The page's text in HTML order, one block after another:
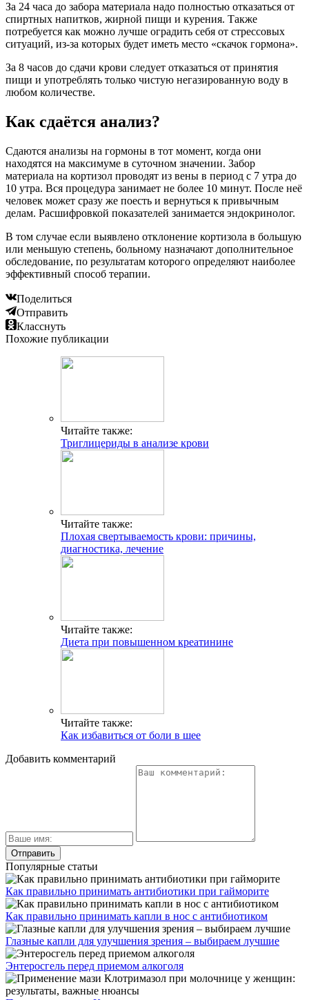
За 24 часа до забора материала надо полностью отказаться от
спиртных напитков, жирной пищи и курения. Также
потребуется как можно лучше оградить себя от стрессовых
ситуаций, из-за которых будет иметь место «скачок гормона».
За 8 часов до сдачи крови следует отказаться от принятия
пищи и употреблять только чистую негазированную воду в
любом количестве.
Как сдаётся анализ?
Сдаются анализы на гормоны в тот момент, когда они
находятся на максимуме в суточном значении. Забор
материала на кортизол проводят из вены в период с 7 утра до
10 утра. Вся процедура занимает не более 10 минут. После неё
человек может сразу же поесть и вернуться к привычным
делам. Расшифровкой показателей занимается эндокринолог.
В том случае если выявлено отклонение кортизола в большую
или меньшую степень, больному назначают дополнительное
обследование, по результатам которого определяют наиболее
эффективный способ терапии.
Поделиться
Отправить
Класснуть
Похожие публикации
Читайте также:
Триглицериды в анализе крови
Читайте также:
Плохая свертываемость крови: причины,
диагностика, лечение
Читайте также:
Диета при повышенном креатинине
Читайте также:
Как избавиться от боли в шее
Добавить комментарий
Популярные статьи
Как правильно принимать антибиотики при гайморите
Как правильно принимать капли в нос с антибиотиком
Глазные капли для улучшения зрения – выбираем лучшие
Энтеросгель перед приемом алкоголя